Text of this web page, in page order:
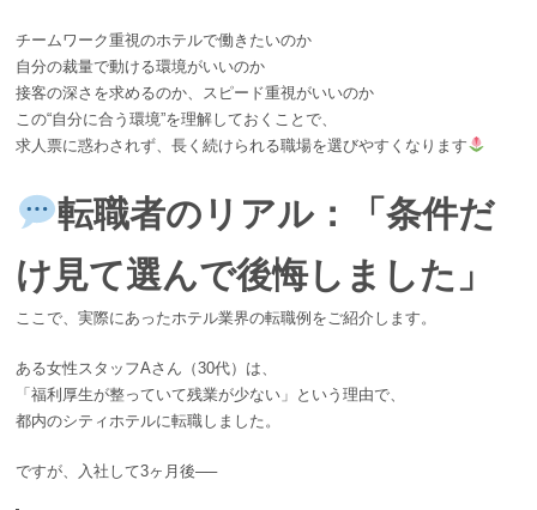
チームワーク重視のホテルで働きたいのか
自分の裁量で動ける環境がいいのか
接客の深さを求めるのか、スピード重視がいいのか
この“自分に合う環境”を理解しておくことで、
求人票に惑わされず、長く続けられる職場を選びやすくなります
転職者のリアル：「条件だ
け見て選んで後悔しました」
ここで、実際にあったホテル業界の転職例をご紹介します。
ある女性スタッフAさん（30代）は、
「福利厚生が整っていて残業が少ない」という理由で、
都内のシティホテルに転職しました。
ですが、入社して3ヶ月後──